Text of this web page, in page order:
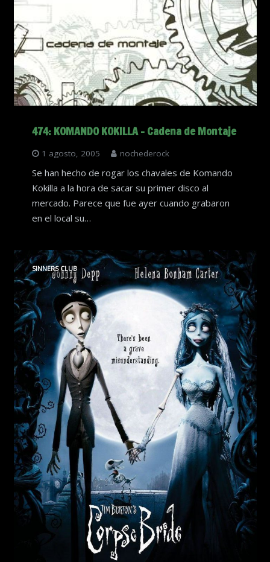
474: KOMANDO KOKILLA – Cadena de Montaje
1 agosto, 2005 nochederock
Se han hecho de rogar los chavales de Komando
Kokilla a la hora de sacar su primer disco al
mercado. Parece que fue ayer cuando grabaron
en el local su…
SINNERS CLUB